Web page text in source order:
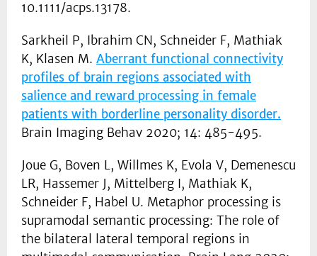
10.1111/acps.13178.
Sarkheil P, Ibrahim CN, Schneider F, Mathiak
K, Klasen M. Aberrant functional connectivity
profiles of brain regions associated with
salience and reward processing in female
patients with borderline personality disorder.
Brain Imaging Behav 2020; 14: 485-495.
Joue G, Boven L, Willmes K, Evola V, Demenescu
LR, Hassemer J, Mittelberg I, Mathiak K,
Schneider F, Habel U. Metaphor processing is
supramodal semantic processing: The role of
the bilateral lateral temporal regions in